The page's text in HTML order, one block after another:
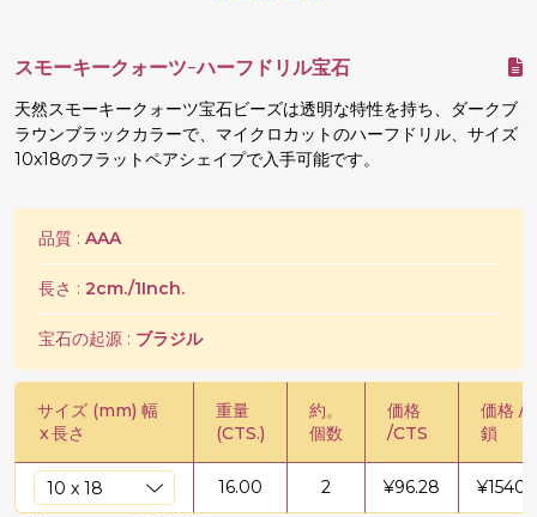
スモーキークォーツ-ハーフドリル宝石
天然スモーキークォーツ宝石ビーズは透明な特性を持ち、ダークブ
ラウンブラックカラーで、マイクロカットのハーフドリル、サイズ
10x18のフラットペアシェイプで入手可能です。
品質 : AAA
長さ : 2cm./1Inch.
宝石の起源 : ブラジル
サイズ (mm) 幅
x長さ
重量
(CTS.)
約。
個数
価格
/CTS
価格 /
鎖
16.00 2 ¥96.28 ¥